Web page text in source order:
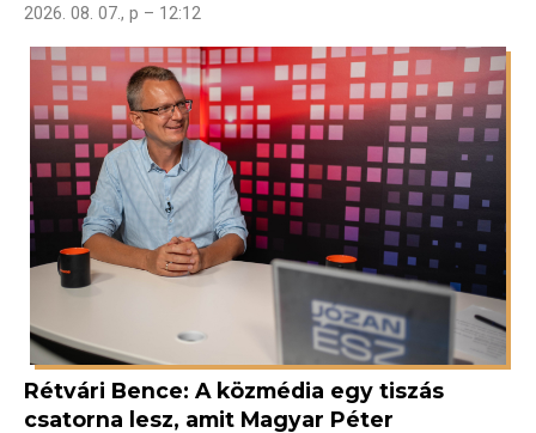
2026. 08. 07., p – 12:12
Rétvári Bence: A közmédia egy tiszás
csatorna lesz, amit Magyar Péter